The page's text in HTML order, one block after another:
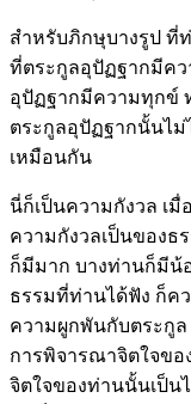
สำหรับภิกษุบางรูป ที่
ที่ตระกูลอุปัฏฐากมีค
อุปัฏฐากมีความทุกข์
ตระกูลอุปัฏฐากนั้นไม่
เหมือนกัน
นี่ก็เป็นความกังวล เ
ความกังวลเป็นของธ
ก็มีมาก บางท่านก็มีน้
ธรรมที่ท่านได้ฟัง ก็ค
ความผูกพันกับตระกูล
การพิจารณาจิตใจขอ
จิตใจของท่านนั้นเป็น